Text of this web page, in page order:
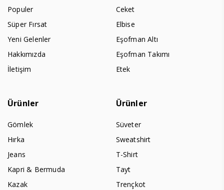
Populer
Süper Fırsat
Yeni Gelenler
Hakkımızda
İletişim
Ceket
Elbise
Eşofman Altı
Eşofman Takımı
Etek
Ürünler
Gömlek
Hırka
Jeans
Kapri & Bermuda
Kazak
Ürünler
Süveter
Sweatshirt
T-Shirt
Tayt
Trençkot